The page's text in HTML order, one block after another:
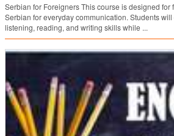
Serbian for Foreigners This course is designed for
Serbian for everyday communication. Students
listening, reading, and writing skills while ...